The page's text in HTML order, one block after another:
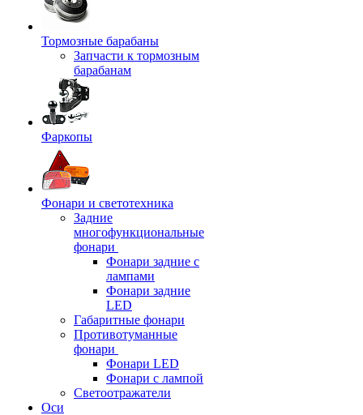
Тормозные барабаны
Запчасти к тормозным
барабанам
Фаркопы
Фонари и светотехника
Задние
многофункциональные
фонари
Фонари задние с
лампами
Фонари задние
LED
Габаритные фонари
Противотуманные
фонари
Фонари LED
Фонари с лампой
Светоотражатели
Оси